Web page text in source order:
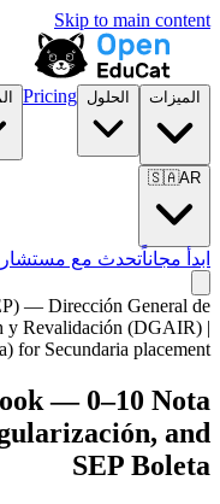
Skip to main content
الميزات الحلول Pricing
🇸🇦AR
ابدأ مجاناًتحدث مع مستشار
— Dirección General de
y Revalidación (DGAIR) |
for Secundaria placement
— 0–10 Nota
and
SEP Boleta